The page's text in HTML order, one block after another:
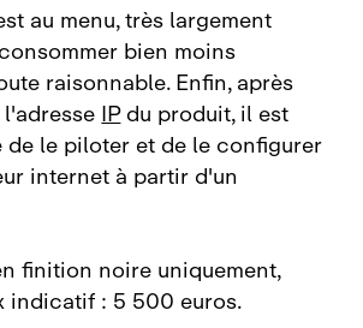
au menu, très largement
bien moins
raisonnable. Enfin, après
l'adresseIPdu produit, il est
de le piloter et de le configurer
internet à partir d'un
finition noire uniquement,
indicatif : 5 500 euros.